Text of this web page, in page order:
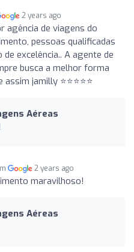
2 years ago
agência de viagens do
pessoas qualificadas
excelência.. A agente de
busca a melhor forma
jamilly ⭐⭐⭐⭐⭐
Aéreas
2 years ago
maravilhoso!
Aéreas